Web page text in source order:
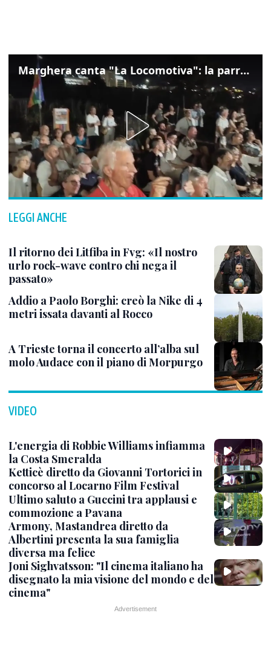
Marghera canta "La Locomotiva": la parrocchia della Cita ricorda Guccini
LEGGI ANCHE
Il ritorno dei Litfiba in Fvg: «Il nostro
urlo rock-wave contro chi nega il
passato»
Addio a Paolo Borghi: creò la Nike di 4
metri issata davanti al Rocco
A Trieste torna il concerto all’alba sul
molo Audace con il piano di Morpurgo
VIDEO
L'energia di Robbie Williams infiamma
la Costa Smeralda
Ketticè diretto da Giovanni Tortorici in
concorso al Locarno Film Festival
Ultimo saluto a Guccini tra applausi e
commozione a Pavana
Armony, Mastandrea diretto da
Albertini presenta la sua famiglia
diversa ma felice
Joni Sighvatsson: "Il cinema italiano ha
disegnato la mia visione del mondo e del
cinema"